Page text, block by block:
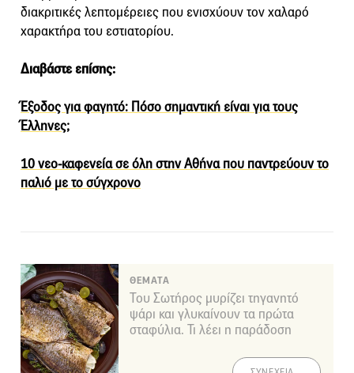
διακριτικές λεπτομέρειες που ενισχύουν τον χαλαρό
χαρακτήρα του εστιατορίου.
Διαβάστε επίσης:
Έξοδος για φαγητό: Πόσο σημαντική είναι για τους
Έλληνες;
10 νεο-καφενεία σε όλη στην Αθήνα που παντρεύουν το
παλιό με το σύγχρονο
ΘΕΜΑΤΑ
Του Σωτήρος μυρίζει τηγανητό
ψάρι και γλυκαίνουν τα πρώτα
σταφύλια. Τι λέει η παράδοση